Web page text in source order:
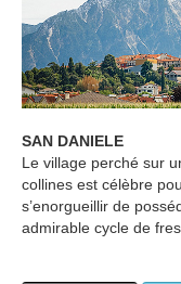
SAN DANIELE
Le village perché sur
collines est célèbre
s’enorgueillir de
admirable cycle de